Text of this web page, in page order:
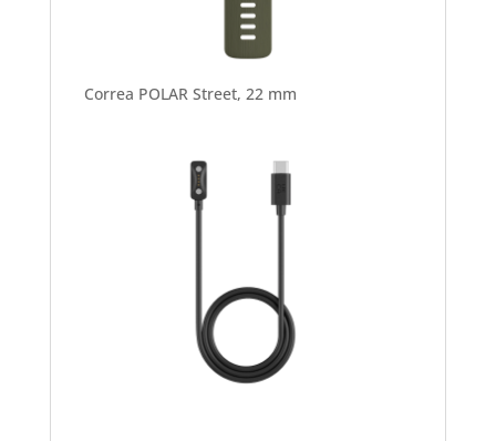
Correa POLAR Street, 22 mm